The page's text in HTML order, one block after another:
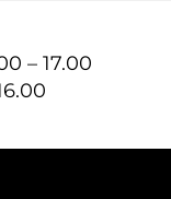
– 17.00